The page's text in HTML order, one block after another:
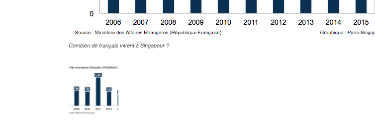
Combien de français vivent à Singapour ?